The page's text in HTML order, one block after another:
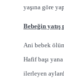
yaşına göre
Bebeğin
Ani bebek
Hafif başı
ilerleyen